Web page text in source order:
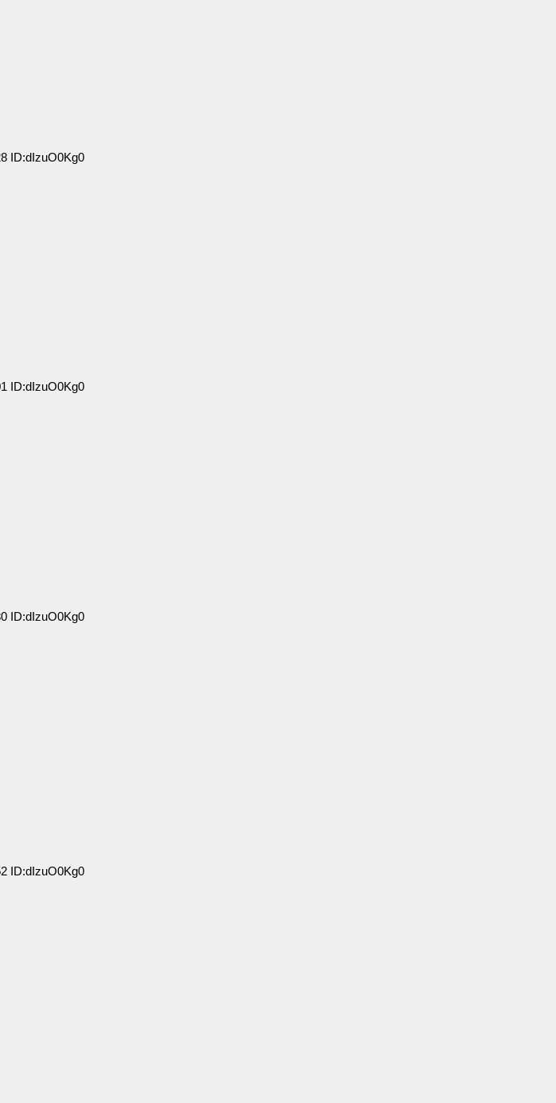
ID:dIzuO0Kg0
ID:dIzuO0Kg0
ID:dIzuO0Kg0
ID:dIzuO0Kg0